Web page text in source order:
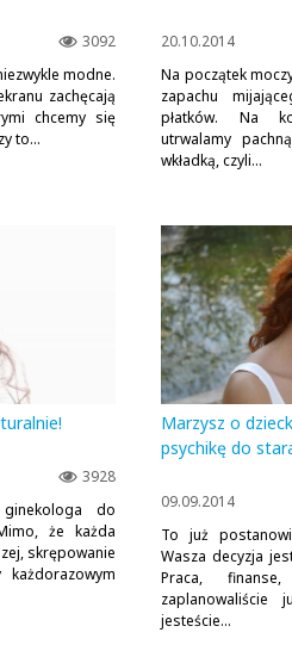
3092
modne.
zachęcają
chcemy się
to...
20.10.2014
Na początek
zapachu
płatków. Na
utrwalamy
wkładką, czyli...
3928
do
że każda
skrępowanie
Marzysz o
psychikę do
09.09.2014
To już
Wasza decyzja
Praca,
jesteście...